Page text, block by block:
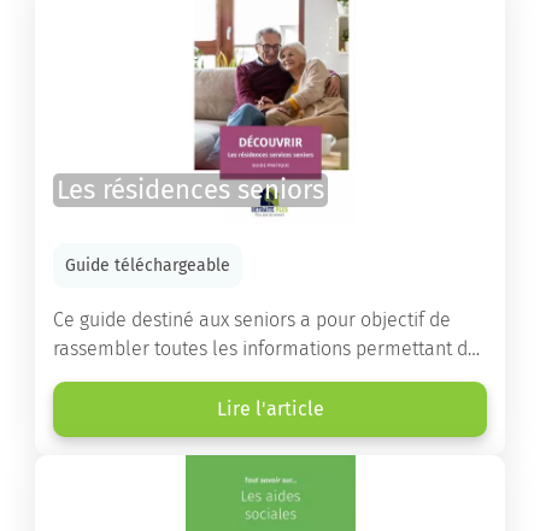
Les résidences seniors
Guide téléchargeable
Ce guide destiné aux seniors a pour objectif de
rassembler toutes les informations permettant de
choisir la résidence services seniors adaptée.
Lire l'article